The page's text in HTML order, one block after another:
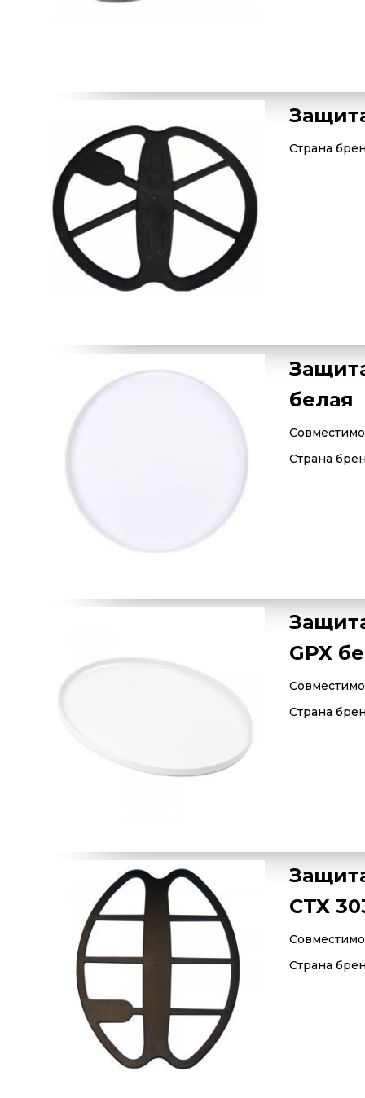
Страна
белая
Страна
GPX
Страна
CTX
Страна